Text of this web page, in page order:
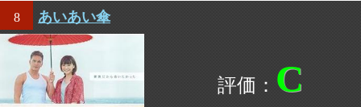
8 あいあい傘
C